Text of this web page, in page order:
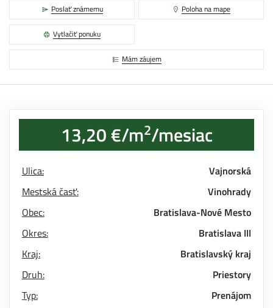
Poslať známemu Poloha na mape
Vytlačiť ponuku
Mám záujem
13,20 €/m2/mesiac
Ulica:
Vajnorská
Mestská časť:
Vinohrady
Obec:
Bratislava-Nové Mesto
Okres:
Bratislava III
Kraj:
Bratislavský kraj
Druh:
Priestory
Typ:
Prenájom